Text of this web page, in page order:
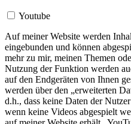
Youtube
Auf meiner Website werden
eingebunden und können
mehr zu mir, meinen Themen
Nutzung der Funktion werden
auf den Endgeräten von Ihnen
werden über den „erweiterten
d.h., dass keine Daten der
wenn keine Videos abgespielt